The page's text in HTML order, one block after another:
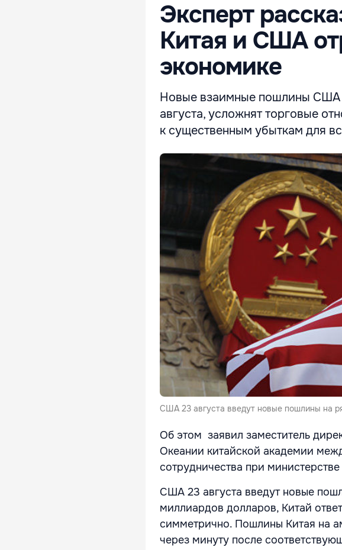
Эксперт
Китая и США
экономике
Новые взаимные пошлины США
августа, усложнят торговые
к существенным убыткам для
США 23 августа введут новые пошлины на
Об этом заявил заместитель
Океании китайской академии
сотрудничества при
США 23 августа введут новые
миллиардов долларов, Китай
симметрично. Пошлины Китая на
через минуту после